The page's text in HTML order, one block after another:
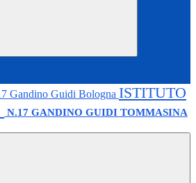
ISTITUTO
N.17 GANDINO GUIDI TOMMASINA